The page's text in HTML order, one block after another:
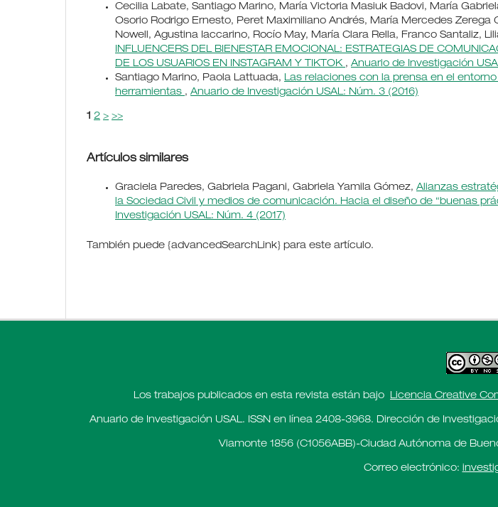
Cecilia Labate, Santiago Marino, María Victoria Masiuk Badovi, María
Osorio Rodrigo Ernesto, Peret Maximiliano Andrés, María Mercedes Zerega
Nowell, Agustina Iaccarino, Rocío May, María Clara Rella, Franco Santaliz,
INFLUENCERS DEL BIENESTAR EMOCIONAL: ESTRATEGIAS DE
DE LOS USUARIOS EN INSTAGRAM Y TIKTOK , Anuario de Investigación
Santiago Marino, Paola Lattuada, Las relaciones con la prensa en el
herramientas , Anuario de Investigación USAL: Núm. 3 (2016)
1 2 > >>
Artículos similares
Graciela Paredes, Gabriela Pagani, Gabriela Yamila Gómez, Alianzas
la Sociedad Civil y medios de comunicación. Hacia el diseño de “buenas
Investigación USAL: Núm. 4 (2017)
También puede {advancedSearchLink} para este artículo.
Los trabajos publicados en esta revista están bajo Licencia Creative
Anuario de Investigación USAL. ISSN en línea 2408-3968. Dirección de
Viamonte 1856 (C1056ABB)-Ciudad Autónoma de
Correo electrónico: